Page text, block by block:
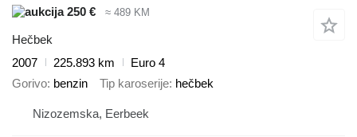
250 €
≈ 489 KM
Hečbek
2007
225.893 km
Euro 4
Gorivo benzin Tip karoserije hečbek
Nizozemska, Eerbeek